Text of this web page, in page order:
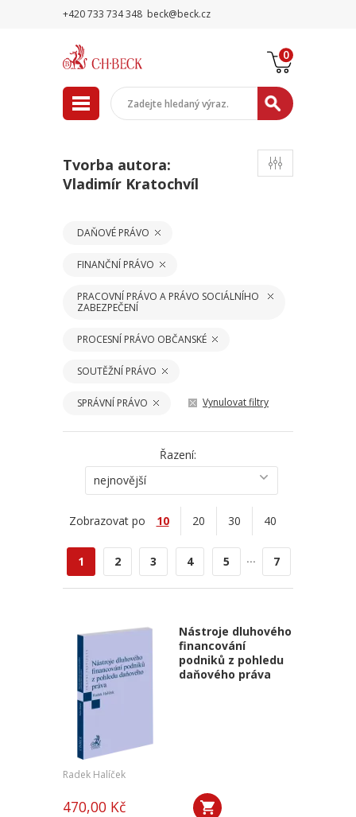
+420 733 734 348 beck@beck.cz
0
Tvorba autora:
Vladimír Kratochvíl
DAŇOVÉ PRÁVO
FINANČNÍ PRÁVO
PRACOVNÍ PRÁVO A PRÁVO SOCIÁLNÍHO
ZABEZPEČENÍ
PROCESNÍ PRÁVO OBČANSKÉ
SOUTĚŽNÍ PRÁVO
SPRÁVNÍ PRÁVO Vynulovat filtry
Řazení:
nejnovější
Zobrazovat po 10 20 30 40
1 2 3 4 5 ... 7
Nástroje dluhového
financování
podniků z pohledu
daňového práva
Radek Halíček
470,00 Kč